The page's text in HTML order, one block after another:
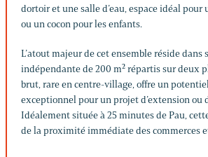
dortoir et une salle d’eau, espace idéal pour
ou un cocon pour les enfants.
L’atout majeur de cet ensemble réside dans
indépendante de 200 m² répartis sur deux
brut, rare en centre-village, offre un
exceptionnel pour un projet d’extension ou
Idéalement située à 25 minutes de Pau,
de la proximité immédiate des commerces